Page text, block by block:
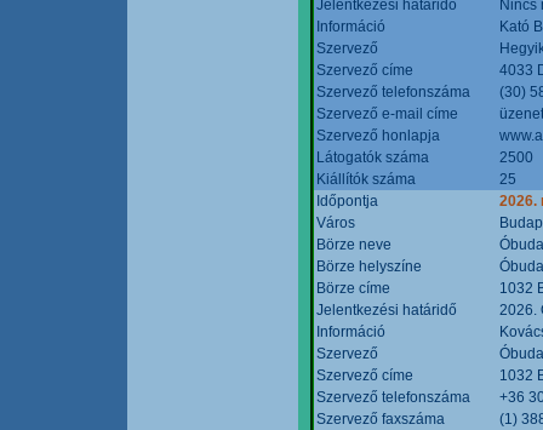
Jelentkezési határidő
Nincs
Információ
Kató
Szervező
Szervező címe
4033
Szervező telefonszáma
(30)
Szervező e-mail címe
Szervező honlapja
Látogatók száma
2500
Kiállítók száma
25
Időpontja
2026.
Város
Börze neve
Börze helyszíne
Börze címe
1032
Jelentkezési határidő
2026.
Információ
Szervező
Szervező címe
1032
Szervező telefonszáma
+36
Szervező faxszáma
(1)